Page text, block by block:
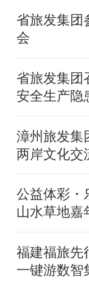
省旅发集团
会
省旅发集团
安全生产隐
漳州旅发集
两岸文化交
公益体彩
山水草地嘉
福建福旅先
一键游数智